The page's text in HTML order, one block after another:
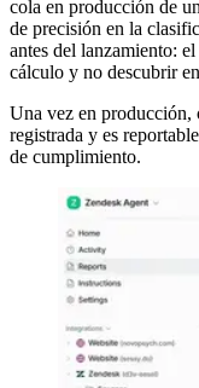
cola en producción de
de precisión en la
antes del lanzamiento:
cálculo y no descubrir
Una vez en producción,
registrada y es
de cumplimiento.